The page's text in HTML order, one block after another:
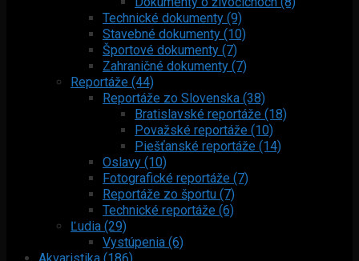
Technické dokumenty (9)
Stavebné dokumenty (10)
Športové dokumenty (7)
Zahraničné dokumenty (7)
Reportáže (44)
Reportáže zo Slovenska (38)
Bratislavské reportáže (18)
Považské reportáže (10)
Piešťanské reportáže (14)
Oslavy (10)
Fotografické reportáže (7)
Reportáže zo športu (7)
Technické reportáže (6)
Ľudia (29)
Vystúpenia (6)